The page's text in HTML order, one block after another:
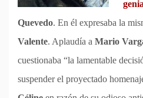
Quevedo. En él expresaba la
Valente. Aplaudía a Mario
cuestionaba “la lamentable
suspender el proyectado